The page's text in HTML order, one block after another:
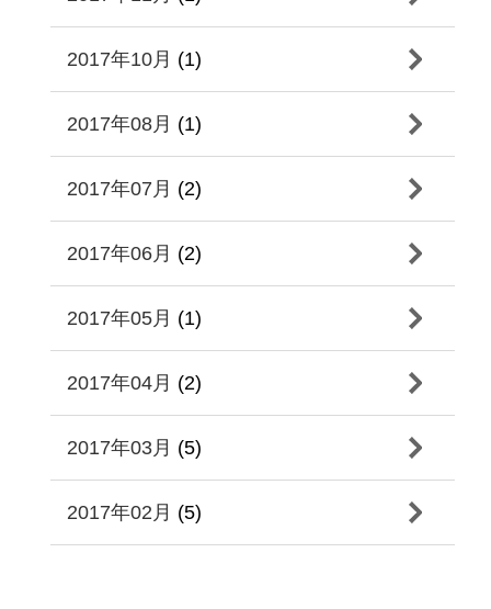
2017年10月 (1)
2017年08月 (1)
2017年07月 (2)
2017年06月 (2)
2017年05月 (1)
2017年04月 (2)
2017年03月 (5)
2017年02月 (5)